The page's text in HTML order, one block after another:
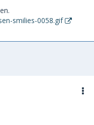
smilies-0058.gif